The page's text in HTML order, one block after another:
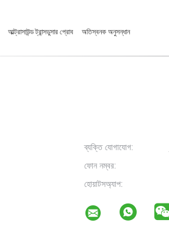
আল্ট্রাসাউন্ড ট্রান্সডুসার প্রোব অতিস্বনক অনুসন্ধান
ব্যক্তি যোগাযোগ:
ফোন নম্বর:
হোয়াটসঅ্যাপ: